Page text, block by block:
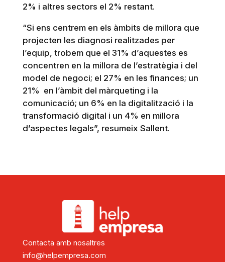
2% i altres sectors el 2% restant.
“Si ens centrem en els àmbits de millora que
projecten les diagnosi realitzades per
l’equip, trobem que el 31% d’aquestes es
concentren en la millora de l’estratègia i del
model de negoci; el 27% en les finances; un
21% en l’àmbit del màrqueting i la
comunicació; un 6% en la digitalització i la
transformació digital i un 4% en millora
d’aspectes legals”, resumeix Sallent.
Contacta amb nosaltres
info@helpempresa.com